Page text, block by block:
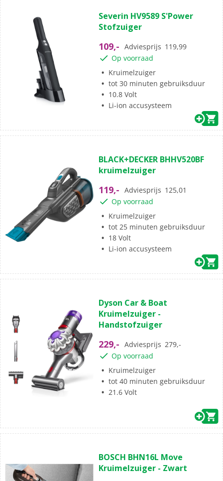
van
de
sterren.
Severin HV9589 S'Power
Stofzuiger
109,- Adviesprijs 119,99
Op voorraad
Kruimelzuiger
tot 30 minuten gebruiksduur
10.8 Volt
Li-ion accusysteem
van
de
sterren.
BLACK+DECKER BHHV520BF
kruimelzuiger
119,- Adviesprijs 125,01
Op voorraad
Kruimelzuiger
tot 25 minuten gebruiksduur
18 Volt
Li-ion accusysteem
van
de
5
2
beoordelingen
Dyson Car & Boat
Kruimelzuiger -
Handstofzuiger
229,- Adviesprijs 279,-
Op voorraad
Kruimelzuiger
tot 40 minuten gebruiksduur
21.6 Volt
van
de
BOSCH BHN16L Move
Kruimelzuiger - Zwart